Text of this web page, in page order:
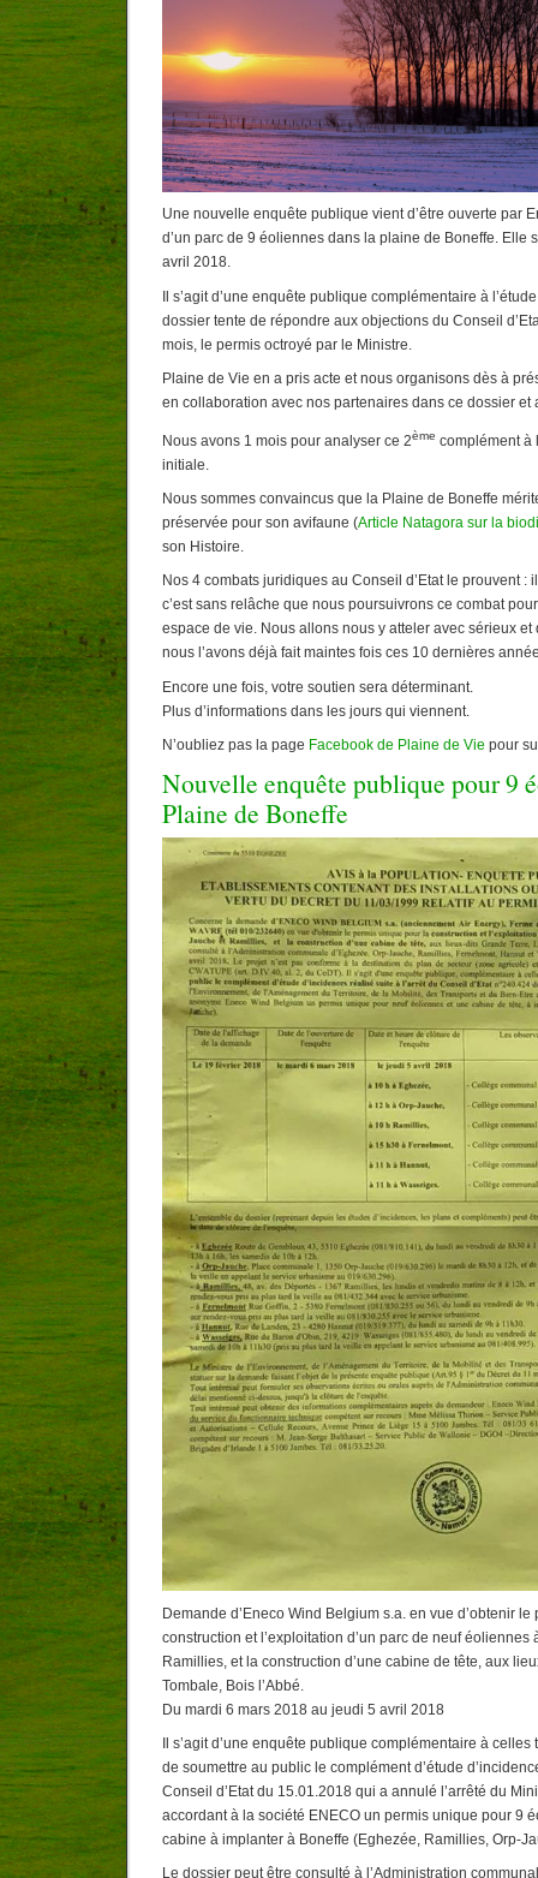
Une nouvelle enquête publique vient d’être ouverte par
d’un parc de 9 éoliennes dans la plaine de Boneffe. Elle
avril 2018.
Il s’agit d’une enquête publique complémentaire à
dossier tente de répondre aux objections du Conseil
mois, le permis octroyé par le Ministre.
Plaine de Vie en a pris acte et nous organisons dès à
en collaboration avec nos partenaires dans ce dossier et
Nous avons 1 mois pour analyser ce 2ème complément à
initiale.
Nous sommes convaincus que la Plaine de Boneffe
préservée pour son avifaune (Article Natagora sur la
son Histoire.
Nos 4 combats juridiques au Conseil d’Etat le prouvent :
c’est sans relâche que nous poursuivrons ce combat
espace de vie. Nous allons nous y atteler avec sérieux et
nous l’avons déjà fait maintes fois ces 10 dernières
Encore une fois, votre soutien sera déterminant.
Plus d’informations dans les jours qui viennent.
N’oubliez pas la page Facebook de Plaine de Vie pour
Nouvelle enquête publique pour 9
Plaine de Boneffe
Demande d’Eneco Wind Belgium s.a. en vue d’obtenir
construction et l’exploitation d’un parc de neuf éoliennes
Ramillies, et la construction d’une cabine de tête, aux
Tombale, Bois l’Abbé.
Du mardi 6 mars 2018 au jeudi 5 avril 2018
Il s’agit d’une enquête publique complémentaire à
de soumettre au public le complément d’étude
Conseil d’Etat du 15.01.2018 qui a annulé l’arrêté du
accordant à la société ENECO un permis unique pour 9
cabine à implanter à Boneffe (Eghezée, Ramillies, Orp-
Le dossier peut être consulté à l’Administration